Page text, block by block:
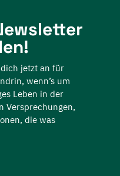
jetzt an für
wenn’s um
Leben in der
Versprechungen,
die was